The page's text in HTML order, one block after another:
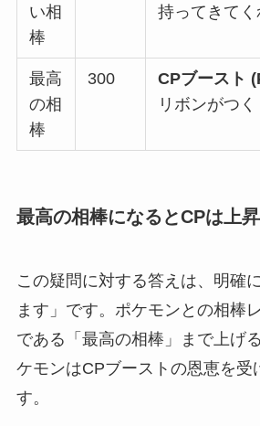
い相
棒
持ってきてく
最高
の相
棒
300 CPブースト
リボンがつく
最高の相棒になるとCPは上
この疑問に対する答えは、明確
ます」です。ポケモンとの相棒
である「最高の相棒」まで上げ
ケモンはCPブーストの恩恵を受
す。